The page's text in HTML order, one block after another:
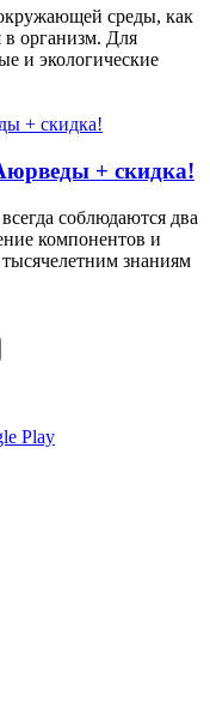
среды, как
в организм. Для
и экологические
+ скидка!
соблюдаются два
компонентов и
знаниям